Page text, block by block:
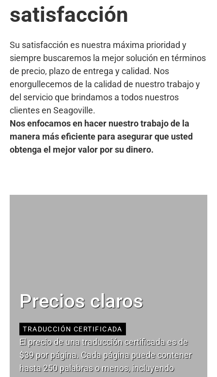
satisfacción
Su satisfacción es nuestra máxima prioridad y
siempre buscaremos la mejor solución en términos
de precio, plazo de entrega y calidad. Nos
enorgullecemos de la calidad de nuestro trabajo y
del servicio que brindamos a todos nuestros
clientes en Seagoville.
Nos enfocamos en hacer nuestro trabajo de la
manera más eficiente para asegurar que usted
obtenga el mejor valor por su dinero.
Precios claros
TRADUCCIÓN CERTIFICADA
El precio de una traducción certificada es de
$39 por página. Cada página puede contener
hasta 250 palabras o menos, incluyendo